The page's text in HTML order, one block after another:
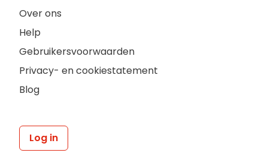
Over ons
Help
Gebruikersvoorwaarden
Privacy- en cookiestatement
Blog
Log in